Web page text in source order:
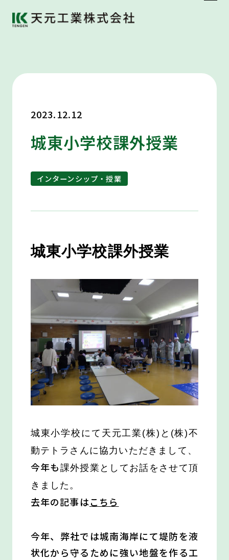
2023.12.12
城東小学校課外授業
インターンシップ・授業
城東小学校課外授業
城東小学校にて天元工業(株)と(株)不
動テトラさんに協力いただきまして、
今年も 課外授業としてお話をさせて頂
きました。
去年の記事はこちら
今年、弊社では城南海岸にて堤防を液
状化から守るために強い地盤を作る工